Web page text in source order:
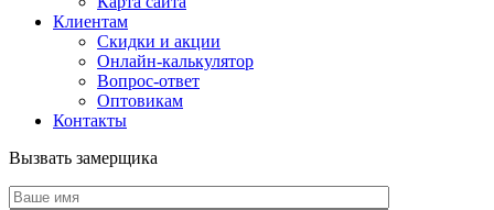
Клиентам
Скидки и акции
Онлайн-калькулятор
Вопрос-ответ
Оптовикам
Контакты
Вызвать замерщика